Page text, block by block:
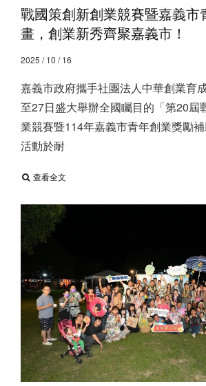
戰國策創新創業競賽暨嘉義市
畫，創業新秀齊聚嘉義市！
2025 / 10 / 16
嘉義市政府攜手社團法人中華創業育
至27日盛大舉辦全國矚目的「第20屆
業競賽暨114年嘉義市青年創業獎勵
活動於耐
查看全文